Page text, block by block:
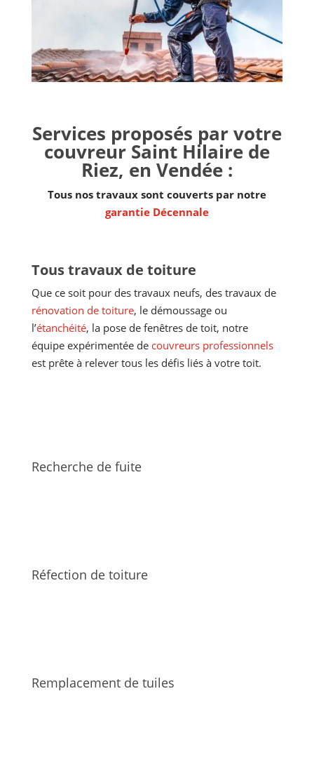
Services proposés par votre
couvreur Saint Hilaire de
Riez, en Vendée :
Tous nos travaux sont couverts par notre
garantie Décennale
Tous travaux de toiture
Que ce soit pour des travaux neufs, des travaux de
rénovation de toiture, le démoussage ou
l’étanchéité, la pose de fenêtres de toit, notre
équipe expérimentée de couvreurs professionnels
est prête à relever tous les défis liés à votre toit.
Recherche de fuite
Réfection de toiture
Remplacement de tuiles